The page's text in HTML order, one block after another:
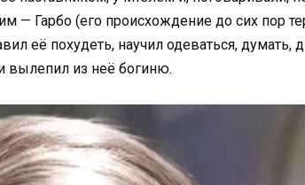
Гарбо (его происхождение до сих пор
её похудеть, научил одеваться, думать,
вылепил из неё богиню.